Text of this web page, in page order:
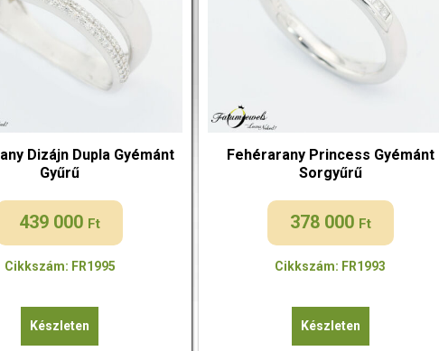
Dizájn Dupla Gyémánt
Gyűrű
439 000 Ft
Cikkszám: FR1995
Készleten
Fehérarany Princess Gyémánt
Sorgyűrű
378 000 Ft
Cikkszám: FR1993
Készleten